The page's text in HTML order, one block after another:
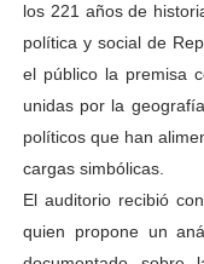
los 221 años de
política y social de
el público la premisa
unidas por la
políticos que han
cargas simbólicas.
El auditorio recibió
quien propone un